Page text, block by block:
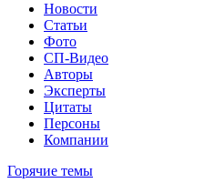
Новости
Статьи
Фото
СП-Видео
Авторы
Эксперты
Цитаты
Персоны
Компании
Горячие темы